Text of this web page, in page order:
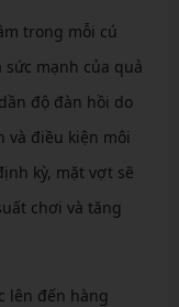
trong mỗi cú
sức mạnh của quả
độ đàn hồi do
và điều kiện môi
kỳ, mặt vợt sẽ
chơi và tăng
lên đến hàng